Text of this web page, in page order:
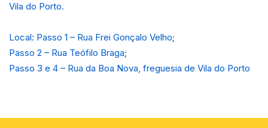
Vila do Porto.
Local: Passo 1 – Rua Frei Gonçalo Velho;
Passo 2 – Rua Teófilo Braga;
Passo 3 e 4 – Rua da Boa Nova, freguesia de Vila do Porto